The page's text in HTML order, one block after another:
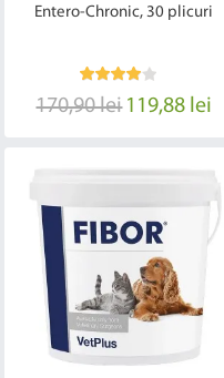
Entero-Chronic, 30 plicuri
170,90 lei 119,88 lei